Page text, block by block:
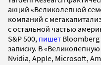
акций «Великолепной
компаний с
с остальной частью
S&P 500, пишет Bloomberg
записку. В
Nvidia, Apple, Microsoft,